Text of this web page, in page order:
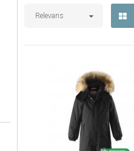
Relevans